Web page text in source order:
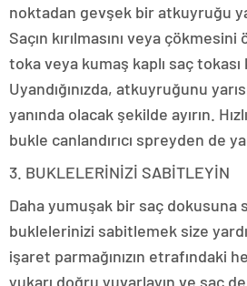
noktadan gevşek bir atkuyruğu
Saçın kırılmasını veya
toka veya kumaş kaplı saç tokası
Uyandığınızda, atkuyruğunu
yanında olacak şekilde ayırın.
bukle canlandırıcı spreyden de
3. BUKLELERİNİZİ SABİTLEYİN
Daha yumuşak bir saç dokusuna
buklelerinizi sabitlemek size
işaret parmağınızın etrafındaki
yukarı doğru yuvarlayın ve saç